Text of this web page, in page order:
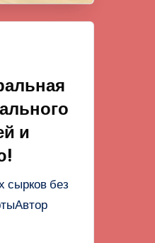
и
сырков без